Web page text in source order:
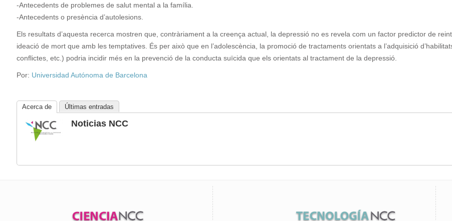
-Antecedents de problemes de salut mental a la família.
-Antecedents o presència d’autolesions.
Els resultats d’aquesta recerca mostren que, contràriament a la creença actual, la depressió no es revela com un factor predictor de
ideació de mort que amb les temptatives. És per això que en l’adolescència, la promoció de tractaments orientats a l’adquisició
conflictes, etc.) podria incidir més en la prevenció de la conducta suïcida que els orientats al tractament de la depressió.
Por: Universidad Autónoma de Barcelona
Acerca de Últimas entradas
Noticias NCC